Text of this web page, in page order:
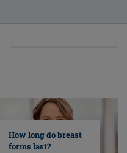
How long do breast
forms last?